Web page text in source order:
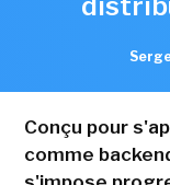
Conçu pour
comme